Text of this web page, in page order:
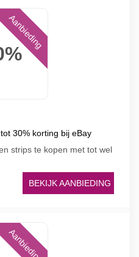
Aanbieding
30% korting bij eBay
strips te kopen met tot wel
BEKIJK AANBIEDING
Aanbieding